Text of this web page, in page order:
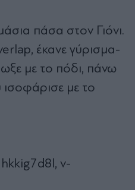
πάσα στον Γιόνι.
έκανε γύρισμα-
με το πόδι, πάνω
με το
v-